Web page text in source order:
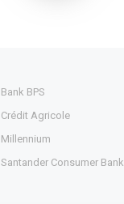
Bank BPS
Crédit Agricole
Millennium
Santander Consumer Bank